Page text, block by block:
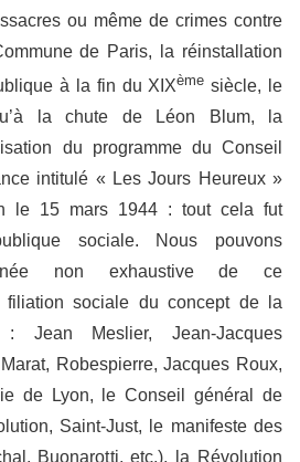
ou même de crimes contre
de Paris, la réinstallation
à la fin du XIXème siècle, le
la chute de Léon Blum, la
du programme du Conseil
intitulé « Les Jours Heureux »
le 15 mars 1944 : tout cela fut
sociale. Nous pouvons
non exhaustive de ce
filiation sociale du concept de la
: Jean Meslier, Jean-Jacques
Robespierre, Jacques Roux,
de Lyon, le Conseil général de
Saint-Just, le manifeste des
Buonarotti, etc.), la Révolution